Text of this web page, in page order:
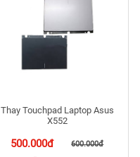
Thay Touchpad Laptop Asus
X552
500.000đ 600.000đ